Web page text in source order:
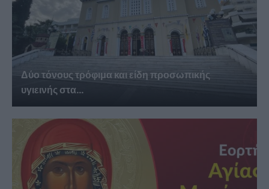
Δύο τόνους τρόφιμα και είδη προσωπικής
υγιεινής στα...